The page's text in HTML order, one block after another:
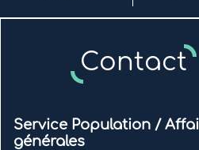
Contact
Service Population /
générales